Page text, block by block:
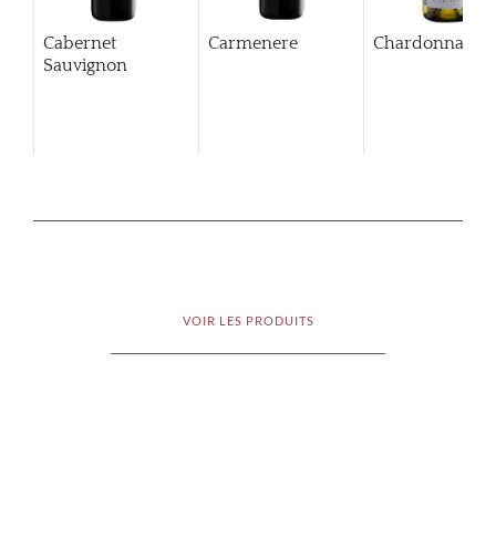
Cabernet
Sauvignon
Carmenere Chardonnay
VOIR LES PRODUITS